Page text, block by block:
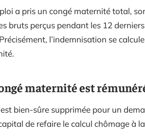
a pris un congé maternité total,
bruts perçus pendant les 12
l’indemnisation se
maternité est
bien-sûre supprimée pour un
de refaire le calcul chômage à